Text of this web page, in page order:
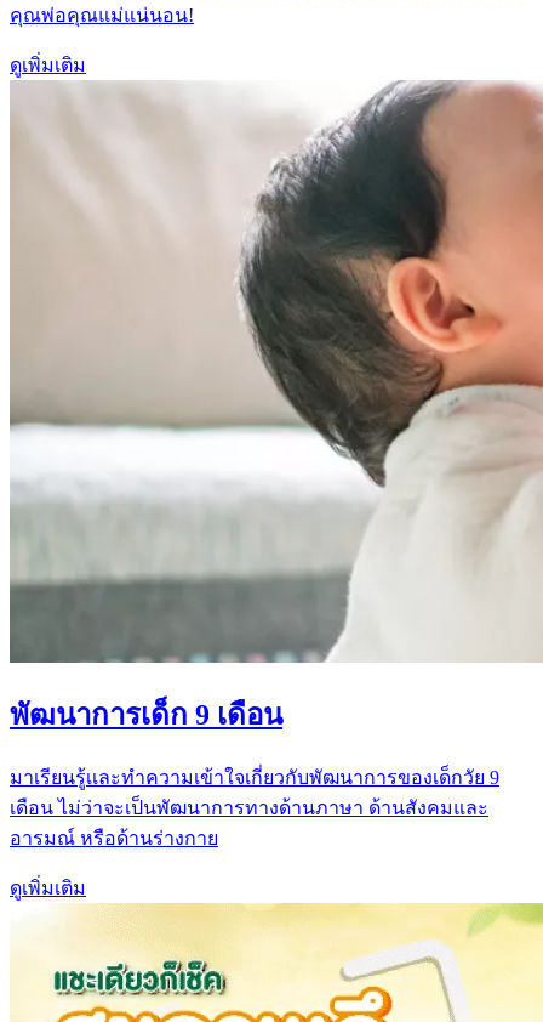
คุณพ่อคุณแม่แน่นอน!
ดูเพิ่มเติม
พัฒนาการเด็ก 9 เดือน
มาเรียนรู้เเละทำความเข้าใจเกี่ยวกับพัฒนาการของเด็กวัย 9
เดือน ไม่ว่าจะเป็นพัฒนาการทางด้านภาษา ด้านสังคมและ
อารมณ์ หรือด้านร่างกาย
ดูเพิ่มเติม